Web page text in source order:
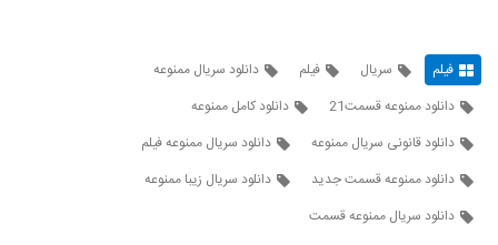
فیلم سریال فیلم
دانلود سریال ممنوعه
دانلود ممنوعه قسمت21
دانلود کامل ممنوعه
دانلود قانونی سریال ممنوعه
دانلود سریال ممنوعه فیلم
دانلود ممنوعه قسمت جدید
دانلود سریال زیبا ممنوعه
دانلود سریال ممنوعه قسمت